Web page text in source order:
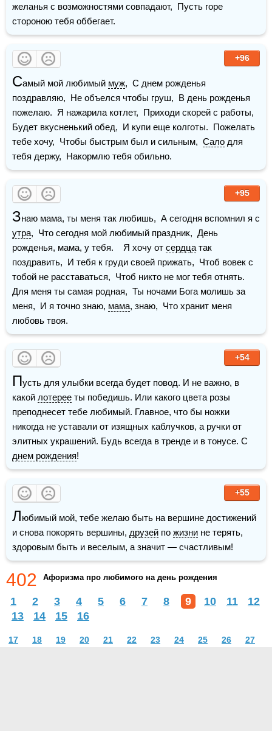
желанья с возможностями совпадают,  Пусть горе
стороною тебя оббегает.
+96
Самый мой любимый муж,  С днем рожденья
поздравляю,  Не объелся чтобы груш,  В день рожденья
пожелаю.  Я нажарила котлет,  Приходи скорей с работы,
Будет вкусненький обед,  И купи еще колготы.  Пожелать
тебе хочу,  Чтобы быстрым был и сильным, Сало для
тебя держу,  Накормлю тебя обильно.
+95
З
утра,  Что сегодня мой любимый праздник,  День
рожденья, мама, у тебя.    Я хочу от сердца так
поздравить,  И тебя к груди своей прижать,  Чтоб вовек с
тобой не расставаться,  Чтоб никто не мог тебя отнять.
Для меня ты самая родная,  Ты ночами Бога молишь за
меня,  И я точно знаю, мама, знаю,  Что хранит меня
любовь твоя.
+54
Пусть для улыбки всегда будет повод. И не важно, в
какой лотерее ты победишь. Или какого цвета розы
преподнесет тебе любимый. Главное, что бы ножки
никогда не уставали от изящных каблучков, а ручки от
днем рождения!
+55
Любимый мой, тебе желаю быть на вершине достижений
и снова покорять вершины, друзей по жизни не терять,
здоровым быть и веселым, а значит — счастливым!
402 Афоризма про любимого на день рождения
1 2 3 4 5 6 7 8 9 10 11
12
13
14 15 16
17 18 19 20 21 22 23 24 25 26 27